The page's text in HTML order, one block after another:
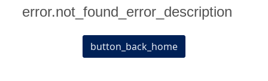
error.not_found_error_description
button_back_home